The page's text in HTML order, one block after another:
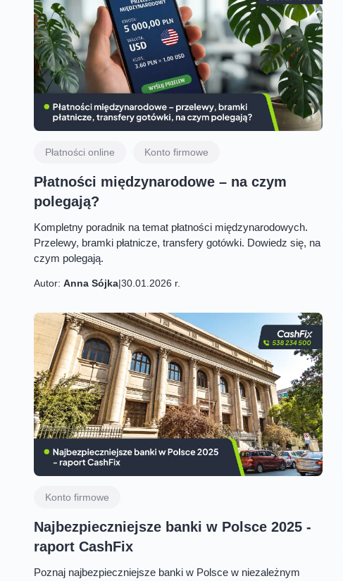
Płatności online Konto firmowe
Płatności międzynarodowe – na czym
polegają?
Kompletny poradnik na temat płatności międzynarodowych.
Przelewy, bramki płatnicze, transfery gotówki. Dowiedz się, na
czym polegają.
Autor: Anna Sójka|30.01.2026 r.
Konto firmowe
Najbezpieczniejsze banki w Polsce 2025 -
raport CashFix
Poznaj najbezpieczniejsze banki w Polsce w niezależnym